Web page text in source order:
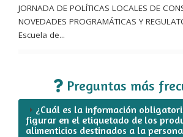
JORNADA DE POLÍTICAS LOCALES DE
NOVEDADES PROGRAMÁTICAS Y
Escuela de...
Preguntas más
¿Cuál es la información
figurar en el etiquetado de los
alimenticios destinados a la